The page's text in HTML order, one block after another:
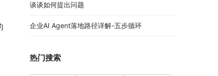
谈谈如何提出问题
企业AI Agent落地路径详解-五步循环
热门搜索